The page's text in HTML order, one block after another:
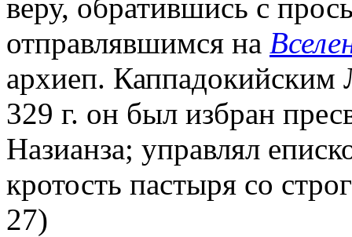
веру, обратившись с
отправлявшимся на
архиеп.
329 г. он был избран
Назианза; управлял
кротость пастыря со
27)